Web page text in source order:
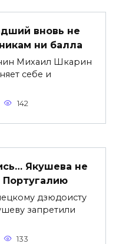
вновь не
ни балла
Михаил Шкарин
себе и
142
Якушева не
Португалию
дзюдоисту
запретили
133